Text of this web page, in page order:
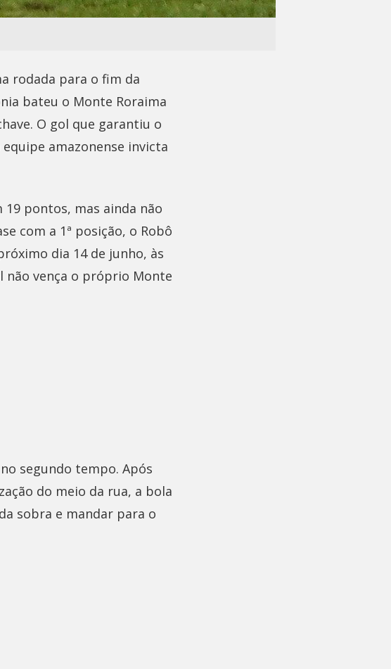
rodada para o fim da
bateu o Monte Roraima
O gol que garantiu o
amazonense invicta
pontos, mas ainda não
com a 1ª posição, o Robô
dia 14 de junho, às
não vença o próprio Monte
segundo tempo. Após
do meio da rua, a bola
sobra e mandar para o